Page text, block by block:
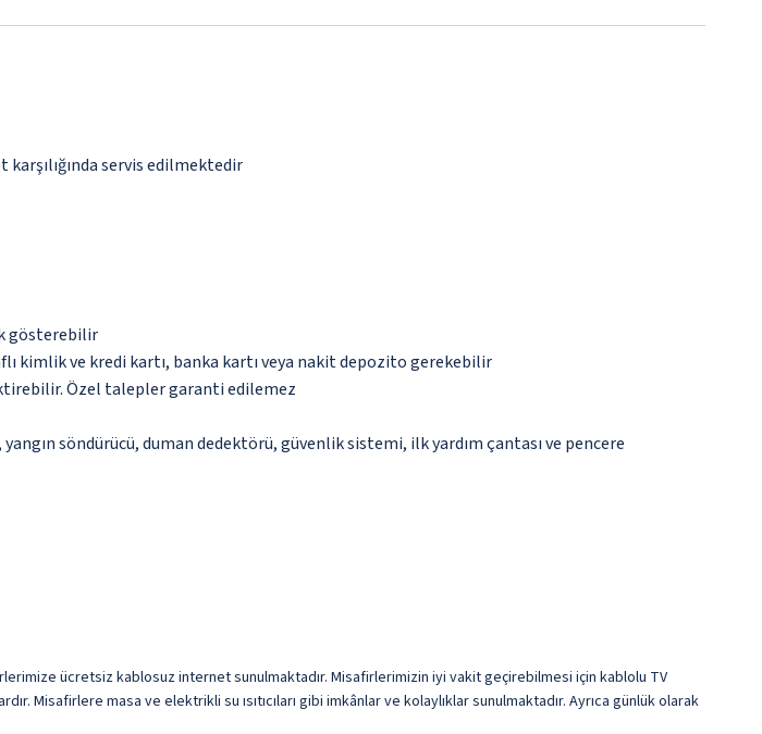
karşılığında servis edilmektedir
gösterebilir
kimlik ve kredi kartı, banka kartı veya nakit depozito gerekebilir
Özel talepler garanti edilemez
söndürücü, duman dedektörü, güvenlik sistemi, ilk yardım çantası ve pencere
ücretsiz kablosuz internet sunulmaktadır. Misafirlerimizin iyi vakit geçirebilmesi için kablolu TV
Misafirlere masa ve elektrikli su ısıtıcıları gibi imkânlar ve kolaylıklar sunulmaktadır. Ayrıca günlük olarak